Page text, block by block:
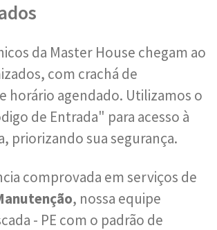
da Master House chegam ao
com crachá de
horário agendado. Utilizamos o
de Entrada" para acesso à
priorizando sua segurança.
comprovada em serviços de
, nossa equipe
- PE com o padrão de